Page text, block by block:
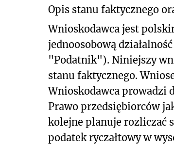
Opis stanu faktycznego
Wnioskodawca jest
jednoosobową
"Podatnik"). Niniejszy
stanu faktycznego.
Wnioskodawca prowadzi
Prawo przedsiębiorców
kolejne planuje rozliczać
podatek ryczałtowy w